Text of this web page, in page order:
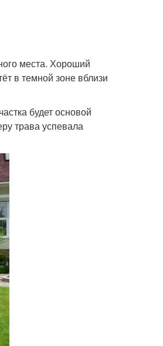
места. Хороший
в темной зоне вблизи
будет основой
трава успевала